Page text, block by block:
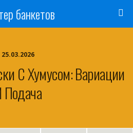
банкетов
25.03.2026
С Хумусом: Вариации
Подача